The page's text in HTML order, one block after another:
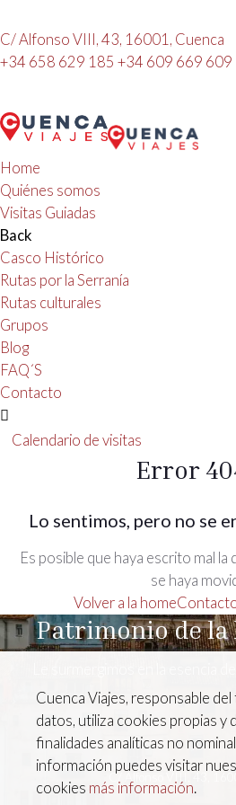
C/ Alfonso VIII, 43, 16001, Cuenca
+34 658 629 185 +34 609 669 609
Home
Quiénes somos
Visitas Guiadas
Back
Casco Histórico
Rutas por la Serranía
Rutas culturales
Grupos
Blog
FAQ´S
Contacto
Calendario de visitas
Error
Lo sentimos, pero no se
Es posible que haya escrito mal la
se haya
Volver a la home
Patrimonio de la
C/ Alfonso VIII, 43,
Cuenca Viajes, responsable
datos, utiliza cookies propias y
finalidades analíticas no
información puedes visitar
cookies más información.